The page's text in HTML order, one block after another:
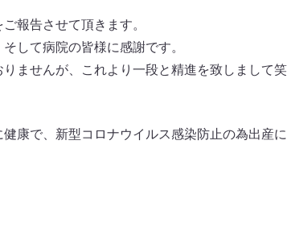
報告させて頂きます。
して病院の皆様に感謝です。
ませんが、これより一段と精進を致しまして
康で、新型コロナウイルス感染防止の為出産